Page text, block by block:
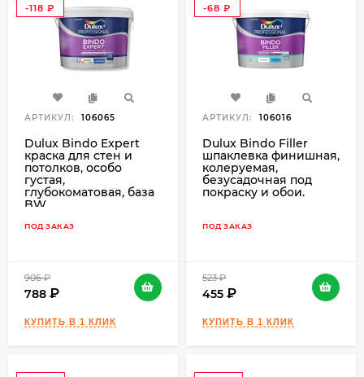
-118
АРТИКУЛ: 106065
Dulux Bindo Expert
краска для стен и
потолков, особо
густая,
глубокоматовая, база
BW.
ПОД ЗАКАЗ
906
788
-68
АРТИКУЛ: 106016
Dulux Bindo Filler
шпаклевка финишная,
колеруемая,
безусадочная под
покраску и обои.
ПОД ЗАКАЗ
523
455